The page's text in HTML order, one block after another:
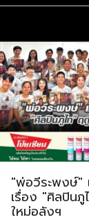
"พ่อวีระพงษ์"
เรื่อง "ศิลปิน
ใหม่อลังฯ